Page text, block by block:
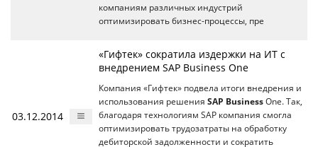
компаниям различных индустрий
оптимизировать бизнес-процессы, пре
03.12.2014
«Гифтек» сократила издержки на ИТ с
внедрением SAP Business One
Компания «Гифтек» подвела итоги внедрения и
использования решения SAP Business One. Так,
благодаря технологиям SAP компания смогла
оптимизировать трудозатраты на обработку
дебиторской задолженности и сократить